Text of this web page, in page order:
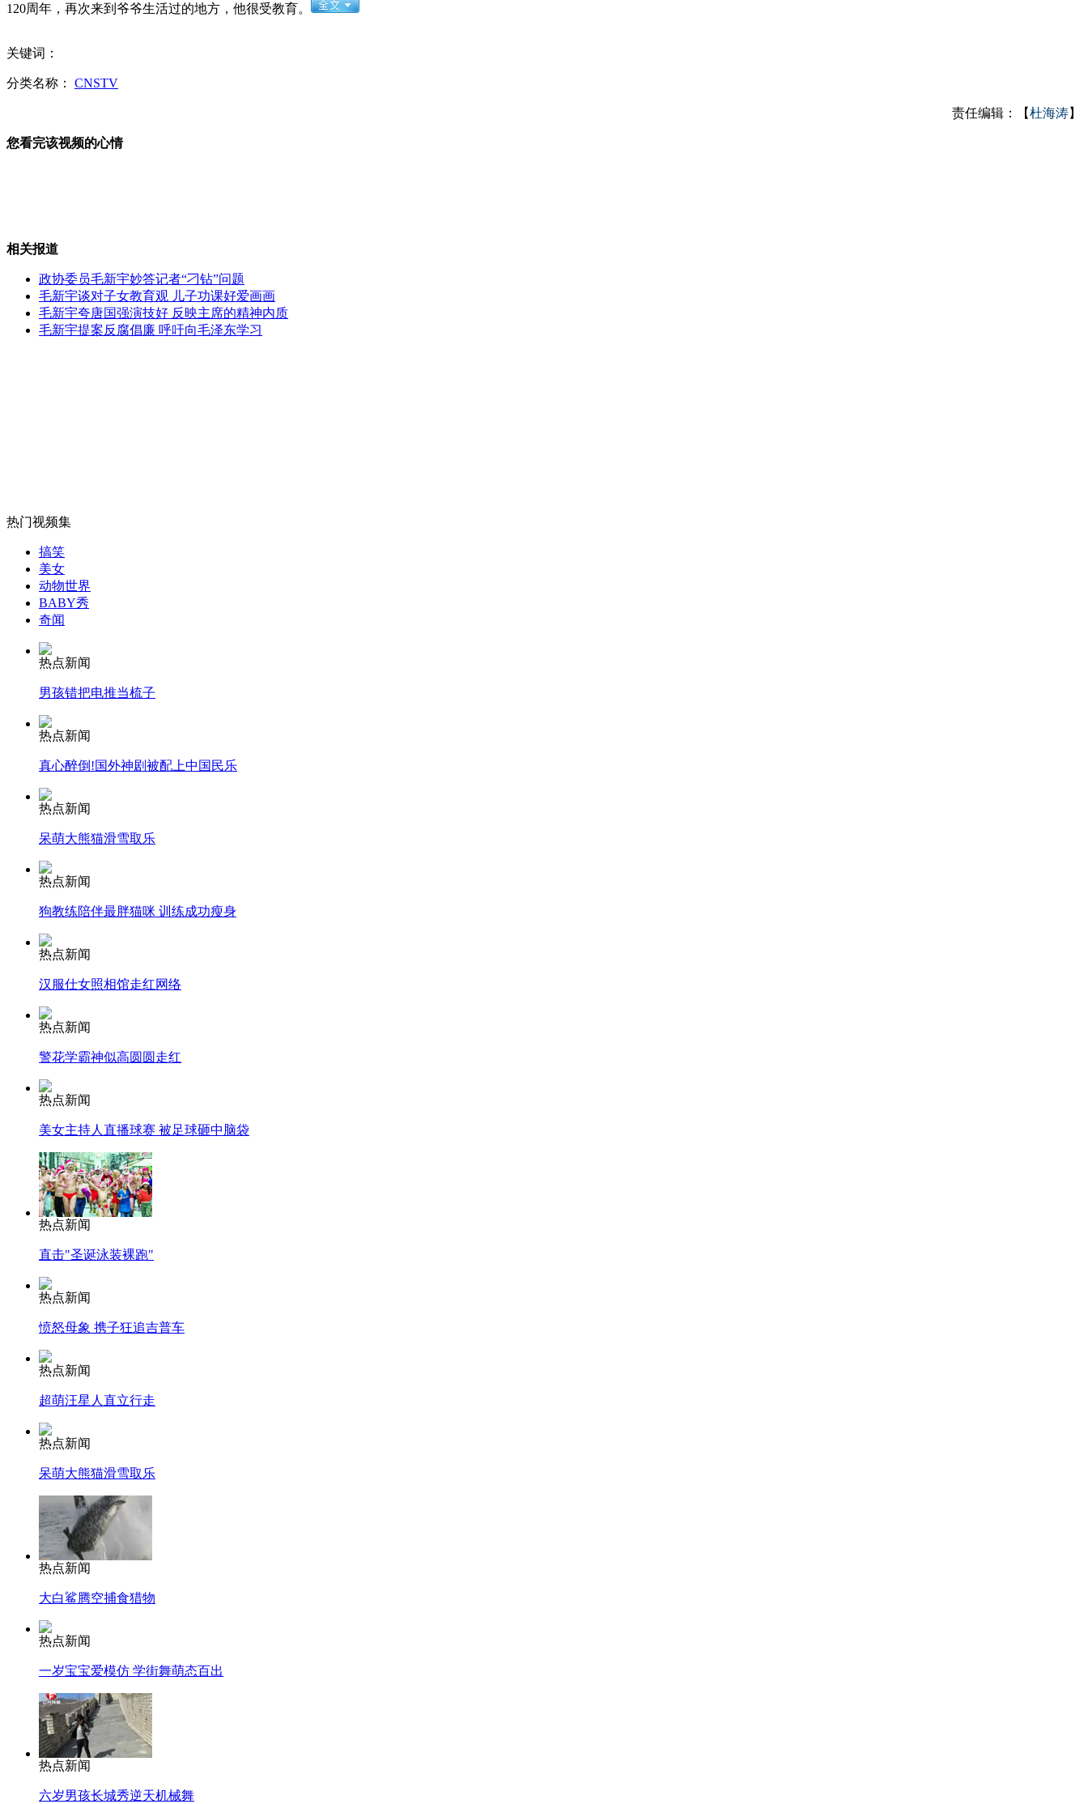
实名制火车票丢失不能退票
小伙业绩第1获表扬 年会喝下1斤白酒被送医
山西运城恶犬咬伤多人 警民合力深夜将其击毙
女孩北京地铁殴打老人 痛下狠手拳打脚踢
安徽一实载49人客车翻车
走！跟着总书记去植树
消防员救轻生者
司机酒驾遇交警 急速倒车逃窜
120周年，再次来到爷爷生活过的地方，他很受教育。
关键词：
分类名称： CNSTV
责任编辑：【杜海涛】
您看完该视频的心情
相关报道
政协委员毛新宇妙答记者“刁钻”问题
毛新宇谈对子女教育观 儿子功课好爱画画
毛新宇夸唐国强演技好 反映主席的精神内质
毛新宇提案反腐倡廉 呼吁向毛泽东学习
热门视频集
搞笑
美女
动物世界
BABY秀
奇闻
热点新闻
男孩错把电推当梳子
热点新闻
真心醉倒!国外神剧被配上中国民乐
热点新闻
呆萌大熊猫滑雪取乐
热点新闻
狗教练陪伴最胖猫咪 训练成功瘦身
热点新闻
汉服仕女照相馆走红网络
热点新闻
警花学霸神似高圆圆走红
热点新闻
美女主持人直播球赛 被足球砸中脑袋
热点新闻
直击"圣诞泳装裸跑"
热点新闻
愤怒母象 携子狂追吉普车
热点新闻
超萌汪星人直立行走
热点新闻
呆萌大熊猫滑雪取乐
热点新闻
大白鲨腾空捕食猎物
热点新闻
一岁宝宝爱模仿 学街舞萌态百出
热点新闻
六岁男孩长城秀逆天机械舞